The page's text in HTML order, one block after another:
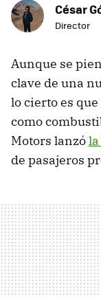
César
Director
Aunque se
clave de una
lo cierto es
como
Motors lanzó
de pasajeros